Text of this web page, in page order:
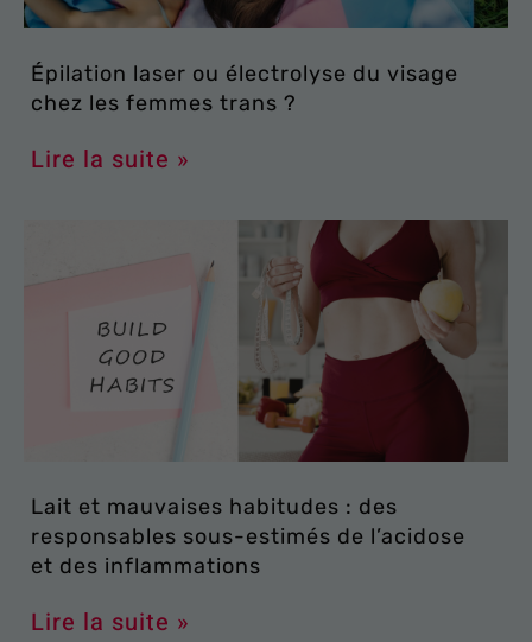
Épilation laser ou électrolyse du visage
chez les femmes trans ?
Lire la suite »
Lait et mauvaises habitudes : des
responsables sous-estimés de l’acidose
et des inflammations
Lire la suite »